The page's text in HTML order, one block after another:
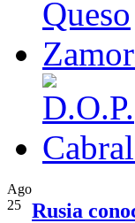
Ago
25
Rusia